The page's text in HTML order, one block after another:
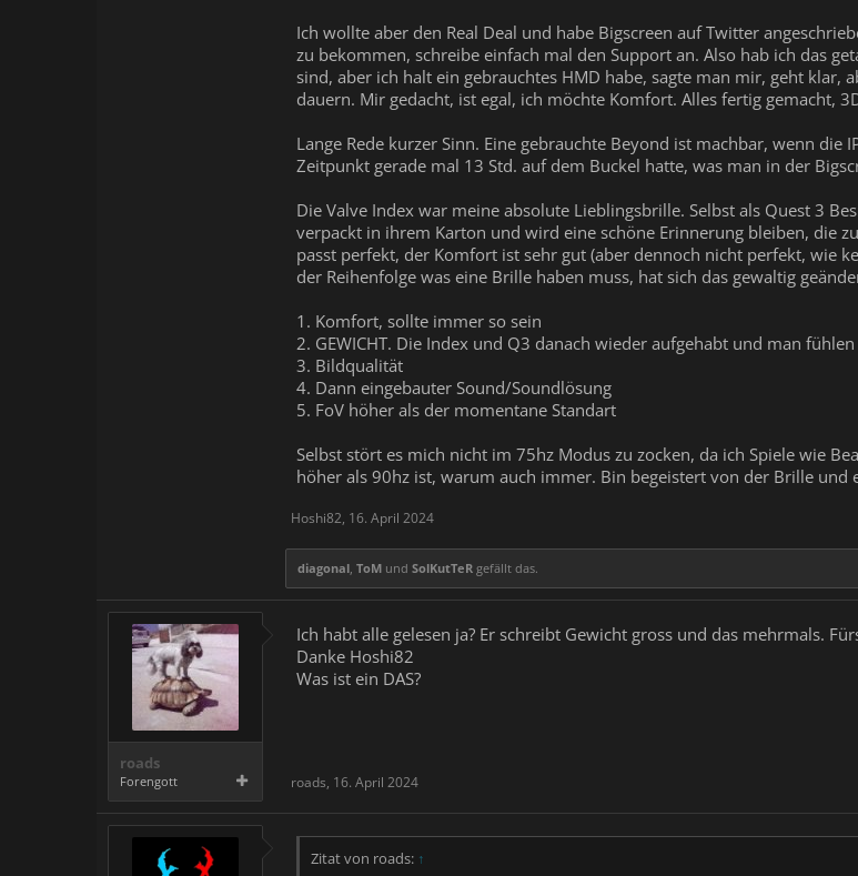
Ich wollte aber den Real Deal und habe Bigscreen auf Twitter
zu bekommen, schreibe einfach mal den Support an. Also hab ich das
sind, aber ich halt ein gebrauchtes HMD habe, sagte man mir, geht
dauern. Mir gedacht, ist egal, ich möchte Komfort. Alles fertig gemacht,
Lange Rede kurzer Sinn. Eine gebrauchte Beyond ist machbar, wenn
Zeitpunkt gerade mal 13 Std. auf dem Buckel hatte, was man in der
Die Valve Index war meine absolute Lieblingsbrille. Selbst als Quest 3
verpackt in ihrem Karton und wird eine schöne Erinnerung bleiben, die
passt perfekt, der Komfort ist sehr gut (aber dennoch nicht perfekt, wie
der Reihenfolge was eine Brille haben muss, hat sich das gewaltig
1. Komfort, sollte immer so sein
2. GEWICHT. Die Index und Q3 danach wieder aufgehabt und man
3. Bildqualität
4. Dann eingebauter Sound/Soundlösung
5. FoV höher als der momentane Standart
Selbst stört es mich nicht im 75hz Modus zu zocken, da ich Spiele wie
höher als 90hz ist, warum auch immer. Bin begeistert von der Brille und
Hoshi82, 16. April 2024
diagonal, ToM und SolKutTeR gefällt das.
roads
Forengott
Ich habt alle gelesen ja? Er schreibt Gewicht gross und das mehrmals.
Danke Hoshi82
Was ist ein DAS?
roads, 16. April 2024
Zitat von roads: ↑